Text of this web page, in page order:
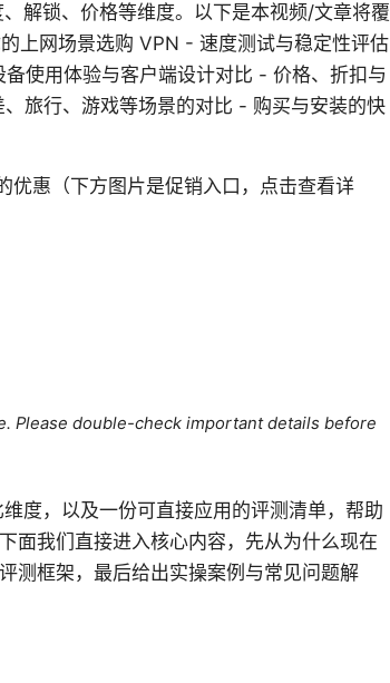
解锁、价格等维度。以下是本视频/文章将覆
上网场景选购 VPN - 速度测试与稳定性评估
使用体验与客户端设计对比 - 价格、折扣与
旅行、游戏等场景的对比 - 购买与安装的快
惠（下方图片是促销入口，点击查看详
Please double-check important details before
度，以及一份可直接应用的评测清单，帮助
面我们直接进入核心内容，先从为什么现在
测框架，最后给出实操案例与常见问题解